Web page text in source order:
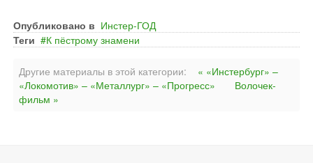
Опубликовано в Инстер-ГОД
Теги
К пёстрому знамени
Другие материалы в этой категории:
« «Инстербург» –
«Локомотив» – «Металлург» – «Прогресс»
Волочек-
фильм »